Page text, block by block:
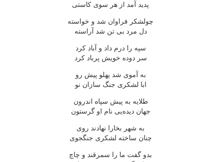
پدید آمد از هر سوی کاستی
چولشکر فراوان شد و خواسته
دل مرد بی تن شد آراسته
سپه را درم داد و آباد کرد
سر دوده خویش پرباد کرد
به آموی شد پهلو پیش رو
ابا لشکری جنگ سازان نو
طلایه به پیش سپاه اندرون
جهان دیده‌یی نام او گرستون
به شهر بخارا نهادند روی
چنان ساخته لشکری جنگجوی
بدو گفت ما را سمرقند و چاچ